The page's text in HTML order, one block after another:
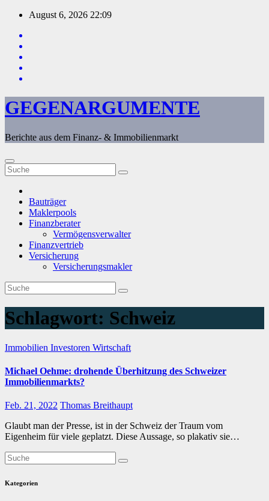
Zum
springen
August 6, 2026 22:09
GEGENARGUMENTE
Berichte aus dem Finanz- & Immobilienmarkt
Bauträger
Maklerpools
Finanzberater
Vermögensverwalter
Finanzvertrieb
Versicherung
Versicherungsmakler
Schlagwort: Schweiz
Immobilien Investoren Wirtschaft
Michael Oehme: drohende Überhitzung des Schweizer
Immobilienmarkts?
Feb. 21, 2022 Thomas Breithaupt
Glaubt man der Presse, ist in der Schweiz der Traum vom
Eigenheim für viele geplatzt. Diese Aussage, so plakativ sie…
Kategorien